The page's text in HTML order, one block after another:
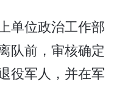
单位政治工作部
队前，审核确定
役军人，并在军